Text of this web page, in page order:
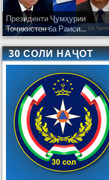
Президенти Ҷумҳурии
Тоҷикистон ба Раиси...
30 СОЛИ НАҶОТ